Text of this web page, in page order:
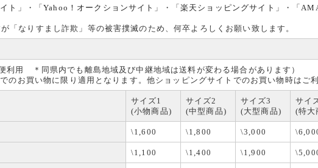
ト 」・「Yahoo！オークションサイト 」・「 楽天ショッピングサイト 」・「
「なりすまし詐欺」等の被害撲滅のため、何卒よろしくお願い致します。
利用 ＊同県内でも離島地域及び中継地域は送料が変わる場合があります）
のお買い物に限り適用となります。他ショッピングサイトでのお買い物時はご
サイズ1
(小物商品)
サイズ2
(中型商品)
サイズ3
(大型商品)
サイ
(特大
\1,600 \1,800 \3,000
\1,100 \1,400 \1,900